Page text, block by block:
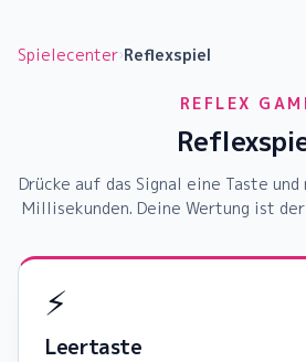
Spielecenter›Reflexspiel
REFLEX
Drücke auf das Signal eine Taste
Millisekunden. Deine Wertung ist
⚡
Leertaste